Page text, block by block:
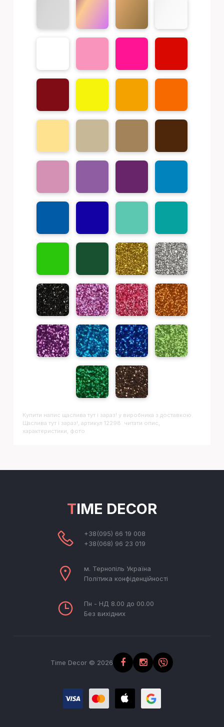
Купити напис Щаслива тут і зараз! у виробника з доставкою.
Щаслива тут і зараз!, артикул 12298: читати опис,
характеристики, фото
TIME DECOR
+38(095) 66 19 008
+38(068) 96 23 019
м. Тернопіль Україна
Політика конфіденційності
Пн - НД 8.00 до 00.00
Без вихідних
Time Decor © 2026